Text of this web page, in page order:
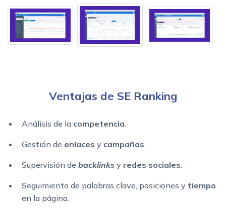
Ventajas de SE Ranking
Análisis de la competencia.
Gestión de enlaces y campañas.
Supervisión de backlinks y redes sociales.
Seguimiento de palabras clave, posiciones y tiempo
en la página.